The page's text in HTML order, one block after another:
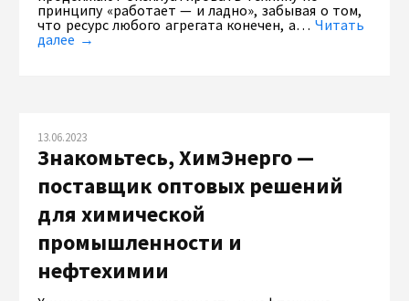
принципу «работает — и ладно», забывая о том,
что ресурс любого агрегата конечен, а… Читать
далее →
13.06.2023
Знакомьтесь, ХимЭнерго —
поставщик оптовых решений
для химической
промышленности и
нефтехимии